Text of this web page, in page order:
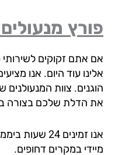
מנעולים
אתם זקוקים לשירותי פורץ
עוד היום. אנו מציעים
צוות המנעולנים שלנו
הדלת שלכם בצורה בטוחה
במקרים דחופים.